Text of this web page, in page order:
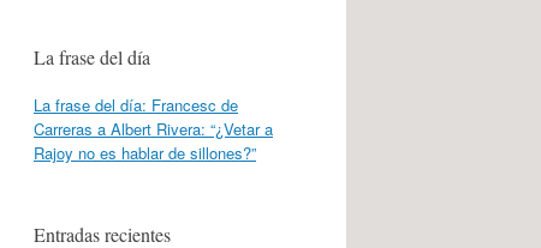
La frase del día
La frase del día: Francesc de
Carreras a Albert Rivera: “¿Vetar a
Rajoy no es hablar de sillones?”
Entradas recientes